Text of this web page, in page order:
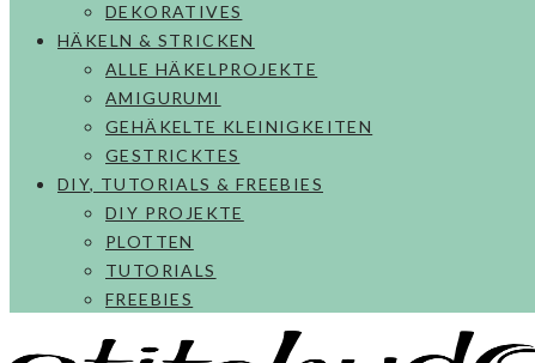
DEKORATIVES
HÄKELN & STRICKEN
ALLE HÄKELPROJEKTE
AMIGURUMI
GEHÄKELTE KLEINIGKEITEN
GESTRICKTES
DIY, TUTORIALS & FREEBIES
DIY PROJEKTE
PLOTTEN
TUTORIALS
FREEBIES